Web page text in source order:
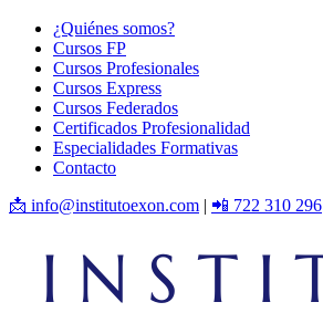
¿Quiénes somos?
Cursos FP
Cursos Profesionales
Cursos Express
Cursos Federados
Certificados Profesionalidad
Especialidades Formativas
Contacto
📩 info@institutoexon.com | 📲 722 310 296